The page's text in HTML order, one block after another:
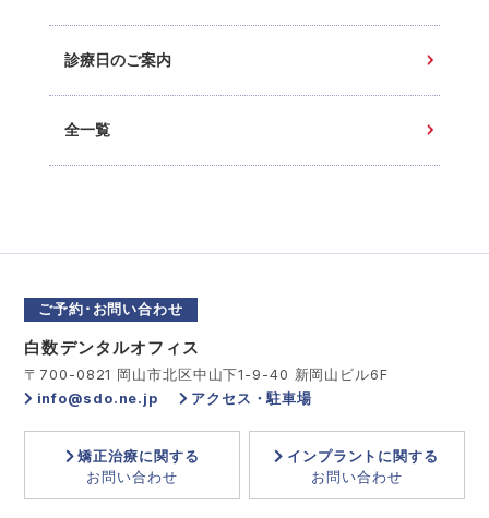
診療日のご案内
全一覧
ご予約･お問い合わせ
白数デンタルオフィス
〒700-0821 岡山市北区中山下1-9-40 新岡山ビル6F
info@sdo.ne.jp
アクセス・駐車場
矯正治療に関する
お問い合わせ
インプラントに関する
お問い合わせ